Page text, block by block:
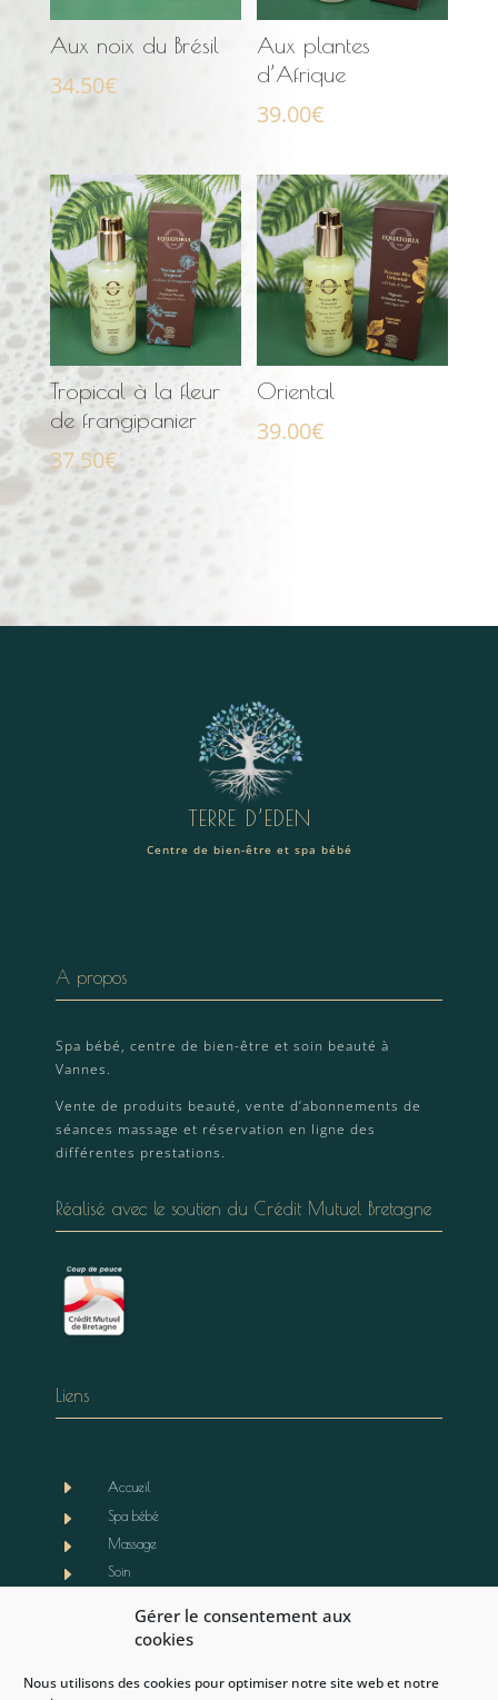
Gérer le consentement aux
cookies
Nous utilisons des cookies pour optimiser notre site web et notre
Aux noix du Brésil
34.50€
Aux plantes
d’Afrique
39.00€
Tropical à la fleur
de frangipanier
37.50€
Oriental
39.00€
TERRE D’EDEN
Centre de bien-être et spa bébé
A propos
Spa bébé, centre de bien-être et soin beauté à
Vannes.
Vente de produits beauté, vente d’abonnements de
séances massage et réservation en ligne des
différentes prestations.
Réalisé avec le soutien du Crédit Mutuel Bretagne
Liens
E Accueil
E Spa bébé
E Massage
E Soin
Notre actualité
E Mentions légales